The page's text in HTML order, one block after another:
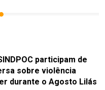
participam de
sobre violência
durante o Agosto Lilás